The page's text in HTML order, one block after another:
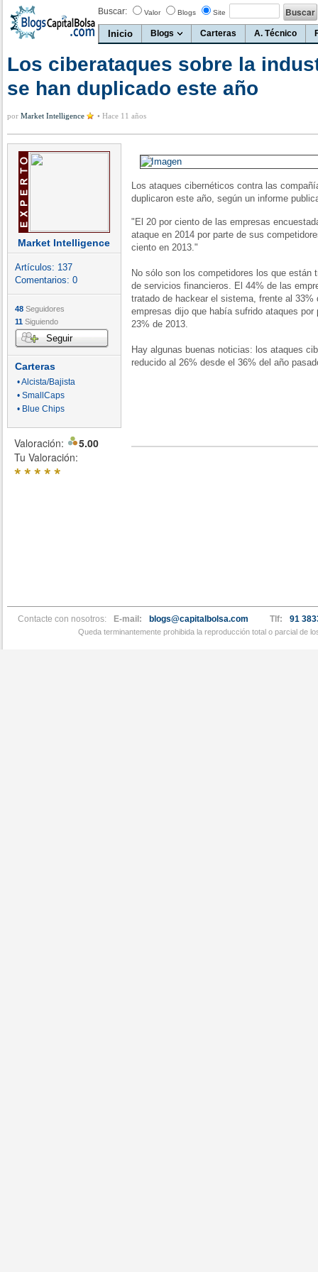
Buscar: Valor Blogs Site
Inicio Blogs Carteras A. Técnico
Los ciberataques sobre la
se han duplicado este año
por Market Intelligence • Hace 11 años
Market Intelligence
Artículos: 137
Comentarios: 0
48 Seguidores
11 Siguiendo
Seguir
Carteras
• Alcista/Bajista
• SmallCaps
• Blue Chips
Valoración:
5.00
Tu Valoración:
*****
Los ataques cibernéticos contra las
duplicaron este año, según un informe
"El 20 por ciento de las empresas
ataque en 2014 por parte de sus
ciento en 2013."
No sólo son los competidores los que están
de servicios financieros. El 44% de las
tratado de hackear el sistema, frente al 33%
empresas dijo que había sufrido ataques
23% de 2013.
Hay algunas buenas noticias: los ataques
reducido al 26% desde el 36% del año
Contacte con nosotros: E-mail: blogs@capitalbolsa.com Tlf: 91
Queda terminantemente prohibida la reproducción total o parcial de